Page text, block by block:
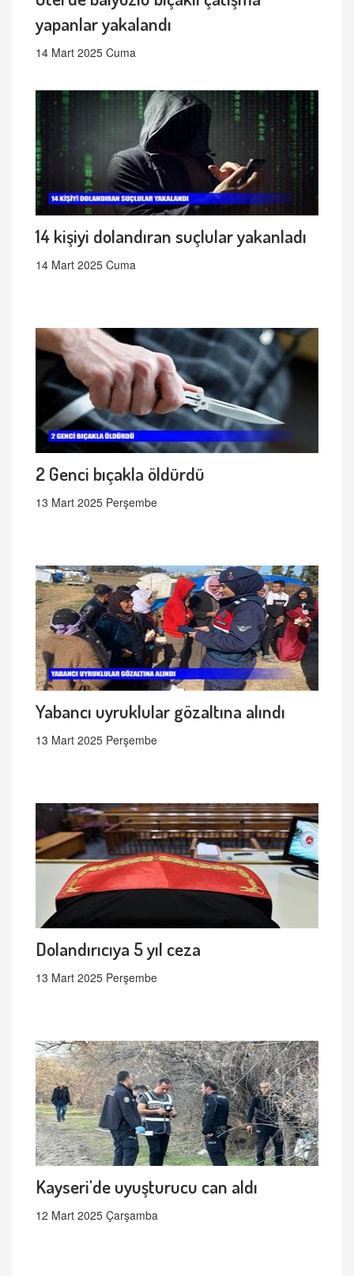
yapanlar yakalandı
14 Mart 2025 Cuma
14 kişiyi dolandıran suçlular yakanladı
14 Mart 2025 Cuma
2 Genci bıçakla öldürdü
13 Mart 2025 Perşembe
Yabancı uyruklular gözaltına alındı
13 Mart 2025 Perşembe
Dolandırıcıya 5 yıl ceza
13 Mart 2025 Perşembe
Kayseri'de uyuşturucu can aldı
12 Mart 2025 Çarşamba